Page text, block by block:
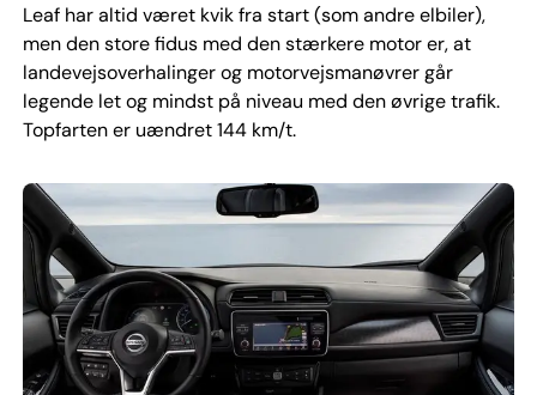
Leaf har altid været kvik fra start (som andre elbiler),
men den store fidus med den stærkere motor er, at
landevejsoverhalinger og motorvejsmanøvrer går
legende let og mindst på niveau med den øvrige trafik.
Topfarten er uændret 144 km/t.